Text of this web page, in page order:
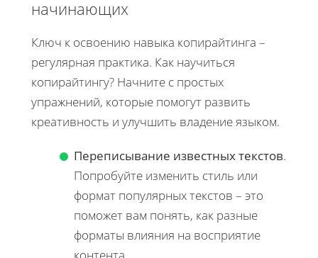
начинающих
Ключ к освоению навыка копирайтинга –
регулярная практика. Как научиться
копирайтингу? Начните с простых
упражнений, которые помогут развить
креативность и улучшить владение языком.
Переписывание известных текстов.
Попробуйте изменить стиль или
формат популярных текстов – это
поможет вам понять, как разные
форматы влияния на восприятие
контента.